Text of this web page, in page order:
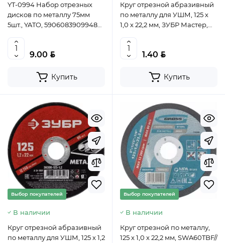
YT-0994 Набор отрезных
дисков по металлу 75мм
5шт., YATO, 5906083909948
9.00 BYN
Купить
Круг отрезной абразивный
по металлу для УШМ, 125 х
1,0 х 22,2 мм, ЗУБР Мастер,
1.40 BYN
Купить
Выбор покупателей
В наличии
Круг отрезной абразивный
по металлу для УШМ, 125 х 1,2
Выбор покупателей
В наличии
Круг отрезной по металлу,
125 х 1,0 х 22,2 мм, SWA60TBF//